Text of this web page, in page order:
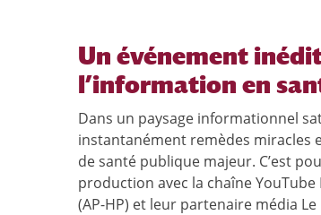
Un événement
l’information en
Dans un paysage informationnel
instantanément remèdes miracles
de santé publique majeur. C’est
production avec la chaîne YouTube
(AP-HP) et leur partenaire média